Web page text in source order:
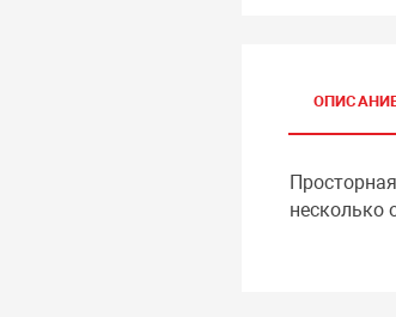
несколько